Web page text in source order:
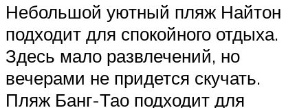
Небольшой уютный пляж Найтон
подходит для спокойного отдыха.
Здесь мало развлечений, но
вечерами не придется скучать.
Пляж Банг-Тао подходит для